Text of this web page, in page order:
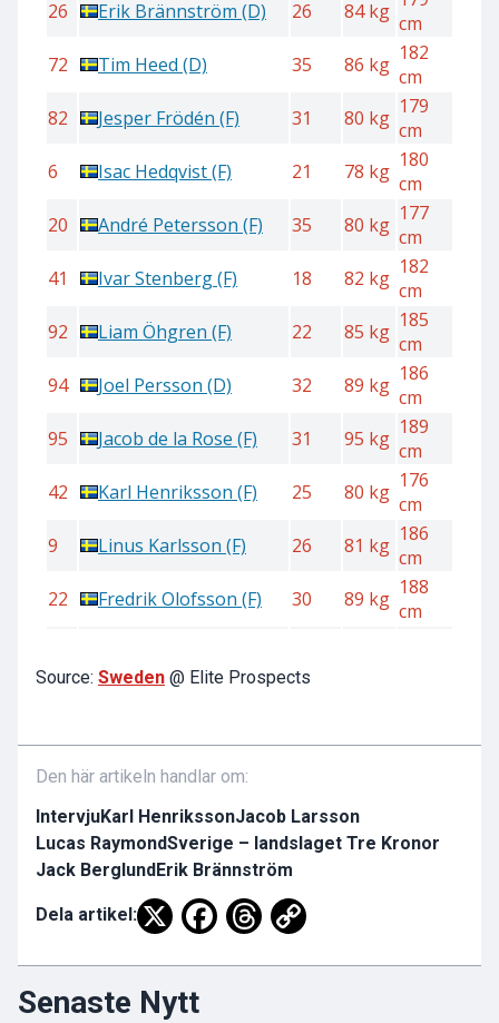
Source: Sweden @ Elite Prospects
Den här artikeln handlar om:
IntervjuKarl HenrikssonJacob Larsson
Lucas RaymondSverige – landslaget Tre Kronor
Jack Berglund Erik Brännström
Dela artikel:
Senaste Nytt